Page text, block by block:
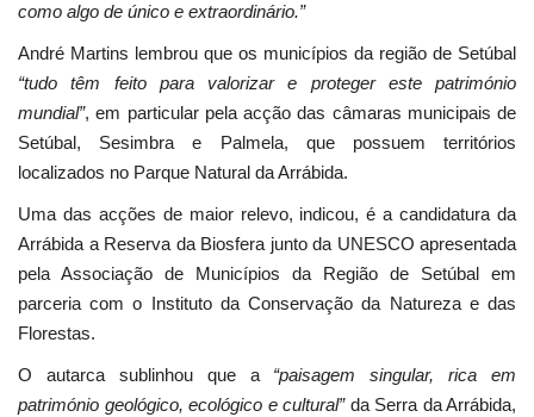
como algo de único e extraordinário.”
André Martins lembrou que os municípios da região de Setúbal
“tudo têm feito para valorizar e proteger este património
mundial”, em particular pela acção das câmaras municipais de
Setúbal, Sesimbra e Palmela, que possuem territórios
localizados no Parque Natural da Arrábida.
Uma das acções de maior relevo, indicou, é a candidatura da
Arrábida a Reserva da Biosfera junto da UNESCO apresentada
pela Associação de Municípios da Região de Setúbal em
parceria com o Instituto da Conservação da Natureza e das
Florestas.
O autarca sublinhou que a “paisagem singular, rica em
património geológico, ecológico e cultural” da Serra da Arrábida,